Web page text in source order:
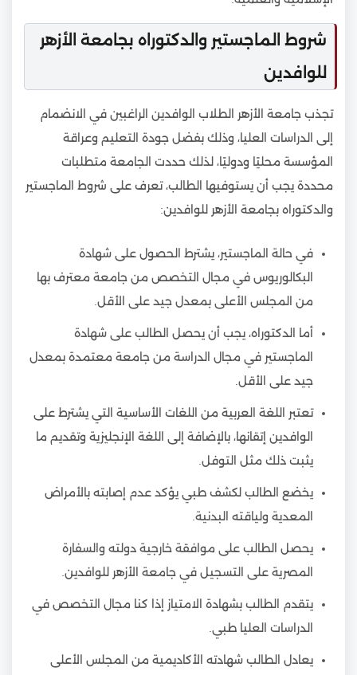
شروط الماجستير والدكتوراه بجامعة الأزهر
للوافدين
تجذب جامعة الأزهر الطلاب الوافدين الراغبين في الانضمام
إلى الدراسات العليا، وذلك بفضل جودة التعليم وعراقة
المؤسسة محليًا ودوليًا، لذلك حددت الجامعة متطلبات
محددة يجب أن يستوفيها الطالب، تعرف على شروط الماجستير
والدكتوراه بجامعة الأزهر للوافدين:
في حالة الماجستير، يشترط الحصول على شهادة
البكالوريوس في مجال التخصص من جامعة معترف بها
من المجلس الأعلى بمعدل جيد على الأقل.
أما الدكتوراه، يجب أن يحصل الطالب على شهادة
الماجستير في مجال الدراسة من جامعة معتمدة بمعدل
جيد على الأقل.
تعتبر اللغة العربية من اللغات الأساسية التي يشترط على
الوافدين إتقانها، بالإضافة إلى اللغة الإنجليزية وتقديم ما
يثبت ذلك مثل التوفل.
يخضع الطالب لكشف طبي يؤكد عدم إصابته بالأمراض
المعدية ولياقته البدنية.
يحصل الطالب على موافقة خارجية دولته والسفارة
المصرية على التسجيل في جامعة الأزهر للوافدين.
يتقدم الطالب بشهادة الامتياز إذا كنا مجال التخصص في
الدراسات العليا طبي.
يعادل الطالب شهادته الأكاديمية من المجلس الأعلى